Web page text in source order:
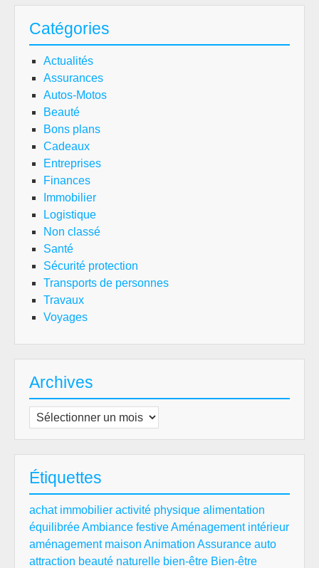
Catégories
Actualités
Assurances
Autos-Motos
Beauté
Bons plans
Cadeaux
Entreprises
Finances
Immobilier
Logistique
Non classé
Santé
Sécurité protection
Transports de personnes
Travaux
Voyages
Archives
Archives
Étiquettes
achat immobilier activité physique alimentation
équilibréeAmbiance festiveAménagement intérieur
aménagement maison Animation Assurance auto
attraction beauté naturelle bien-être Bien-être